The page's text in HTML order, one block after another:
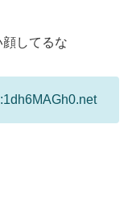
してるな